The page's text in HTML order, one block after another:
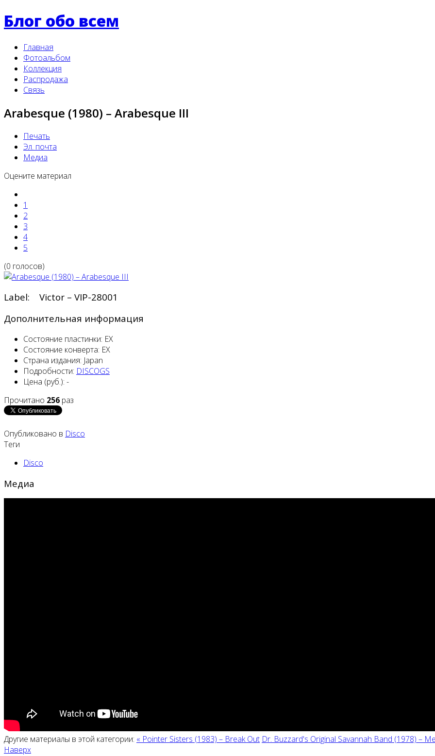
Блог обо всем
Главная
Фотоальбом
Коллекция
Распродажа
Связь
Arabesque (1980) – Arabesque III
Печать
Эл. почта
Медиа
Оцените материал
1
2
3
4
5
(0 голосов)
Label: Victor – VIP-28001
Дополнительная информация
Состояние пластинки: EX
Состояние конверта: EX
Страна издания: Japan
Подробности: DISCOGS
Цена (руб.): -
Прочитано 256 раз
Опубликовано в Disco
Теги
Disco
Медиа
Другие материалы в этой категории: « Pointer Sisters (1983) – Break Out Dr. Buzzard's Original Savannah Band (1978) –
Наверх